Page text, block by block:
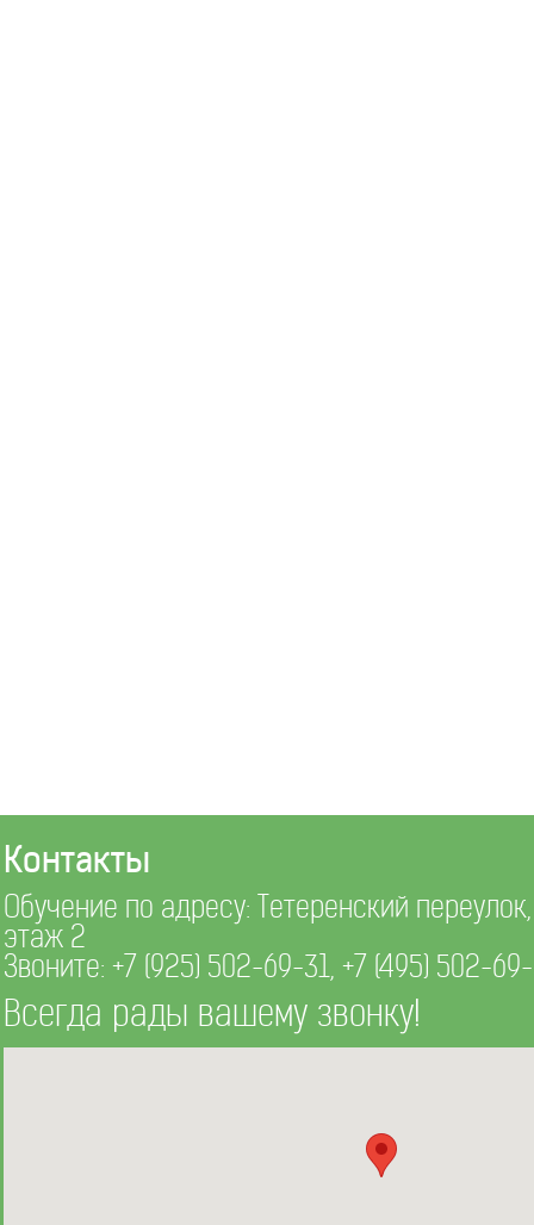
Контакты
Обучение по адресу: Тетеренский
этаж 2
Звоните:+7 (925) 502-69-31,+7 (495) 502-
Всегда рады вашему звонку!